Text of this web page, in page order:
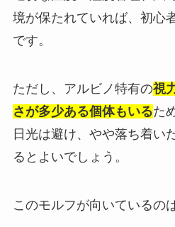
境が保たれていれば、初心
です。
ただし、アルビノ特有の視
さが多少ある個体もいるた
日光は避け、やや落ち着い
るとよいでしょう。
このモルフが向いているのは